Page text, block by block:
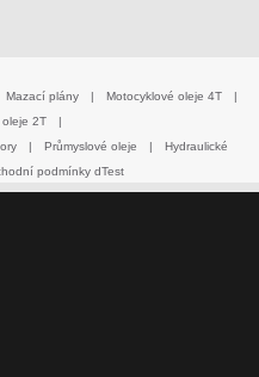
Mazací plány | Motocyklové oleje 4T
|
2T
|
| Průmyslové oleje |
Hydraulické
podmínky dTest